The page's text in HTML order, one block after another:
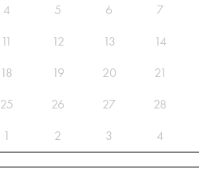
4 5 6 7
11 12 13 14
18 19 20 21
25 26 27 28
1 2 3 4